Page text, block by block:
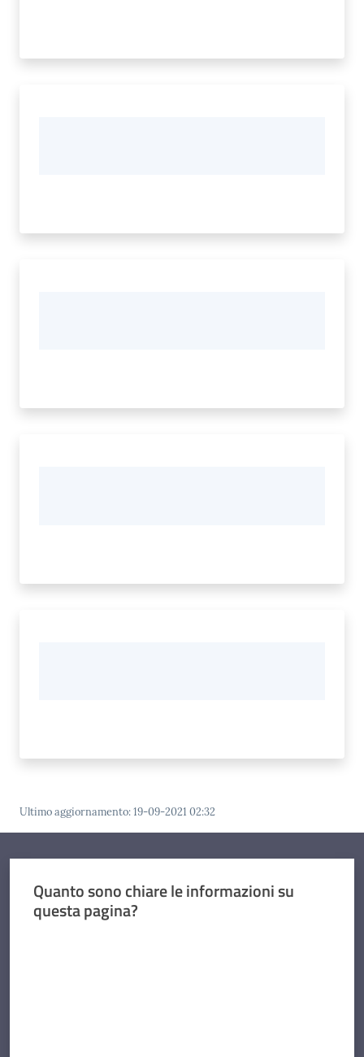
Ultimo aggiornamento:19-09-2021 02:32
Quanto sono chiare le informazioni su
questa pagina?